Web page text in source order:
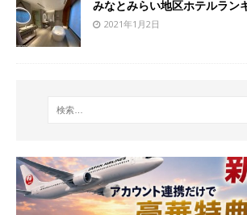
みなとみらい地区ホテルラン
2021年1月2日